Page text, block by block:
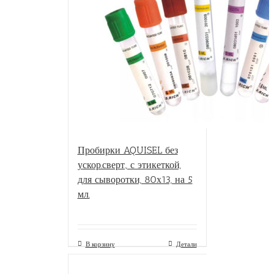
Пробирки AQUISEL без
ускор.сверт., с этикеткой,
для сыворотки, 80х13, на 5
мл.
В корзину Детали